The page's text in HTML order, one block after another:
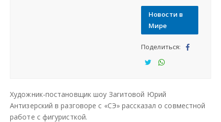
Новости в
Мире
Поделиться:
тьс
я
тьс
я
Художник-постановщик шоу Загитовой Юрий
Антизерский в разговоре с «СЭ» рассказал о совместной
работе с фигуристкой.